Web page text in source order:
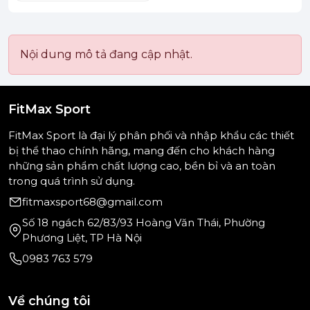
Nội dung mô tả đang cập nhật.
FitMax Sport
FitMax Sport là đại lý phân phối và nhập khẩu các thiết
bị thể thao chính hãng, mang đến cho khách hàng
những sản phẩm chất lượng cao, bền bỉ và an toàn
trong quá trình sử dụng.
fitmaxsport68@gmail.com
Số 18 ngách 62/83/93 Hoàng Văn Thái, Phường
Phương Liệt, TP Hà Nội
0983 763 579
Về chúng tôi